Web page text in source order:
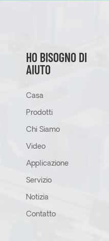
HO BISOGNO DI
AIUTO
Casa
Prodotti
Chi Siamo
Video
Applicazione
Servizio
Notizia
Contatto